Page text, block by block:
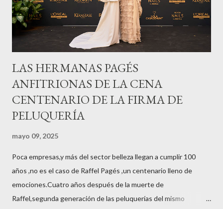
LAS HERMANAS PAGÉS
ANFITRIONAS DE LA CENA
CENTENARIO DE LA FIRMA DE
PELUQUERÍA
mayo 09, 2025
Poca empresas,y más del sector belleza llegan a cumplir 100
años ,no es el caso de Raffel Pagés ,un centenario lleno de
emociones.Cuatro años después de la muerte de
Raffel,segunda generación de las peluquerías del mismo